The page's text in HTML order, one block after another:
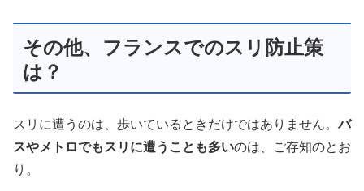
その他、フランスでのスリ防止策
は？
スリに遭うのは、歩いているときだけではありません。バ
スやメトロでもスリに遭うことも多いのは、ご存知のとお
り。